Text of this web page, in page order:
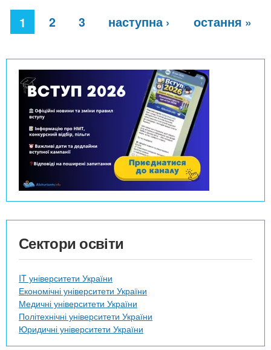
С
о
1 2 3 наступна › остання »
Сектори освіти
IT університети України
Економічні університети України
Медичні університети України
Політехнічні університети України
Юридичні університети України